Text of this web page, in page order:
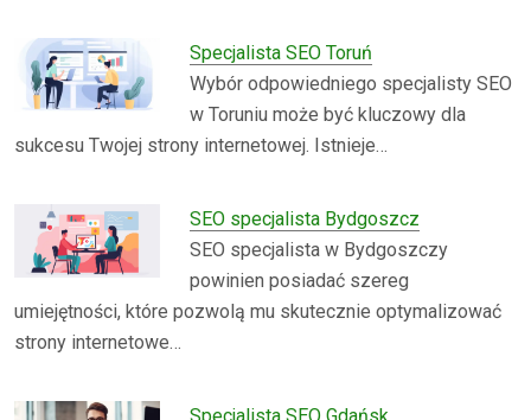
Specjalista SEO Toruń
Wybór odpowiedniego specjalisty SEO
w Toruniu może być kluczowy dla
sukcesu Twojej strony internetowej. Istnieje…
SEO specjalista Bydgoszcz
SEO specjalista w Bydgoszczy
powinien posiadać szereg
umiejętności, które pozwolą mu skutecznie optymalizować
strony internetowe…